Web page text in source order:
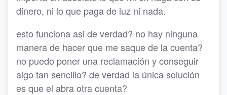
dinero, ni lo que paga de luz ni nada.
esto funciona asi de verdad? no hay ninguna
manera de hacer que me saque de la cuenta?
no puedo poner una reclamación y conseguir
algo tan sencillo? de verdad la única solución
es que el abra otra cuenta?